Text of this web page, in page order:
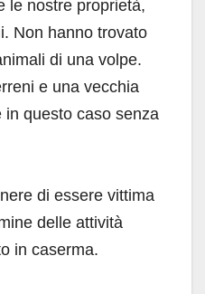
le nostre proprietà,
Non hanno trovato
di una volpe.
e una vecchia
questo caso senza
di essere vittima
delle attività
in caserma.